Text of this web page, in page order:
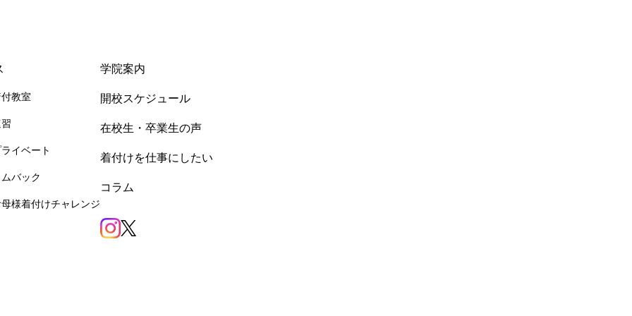
教室
イベート
バック
様着付けチャレンジ
学院案内
開校スケジュール
在校生・卒業生の声
着付けを仕事にしたい
コラム